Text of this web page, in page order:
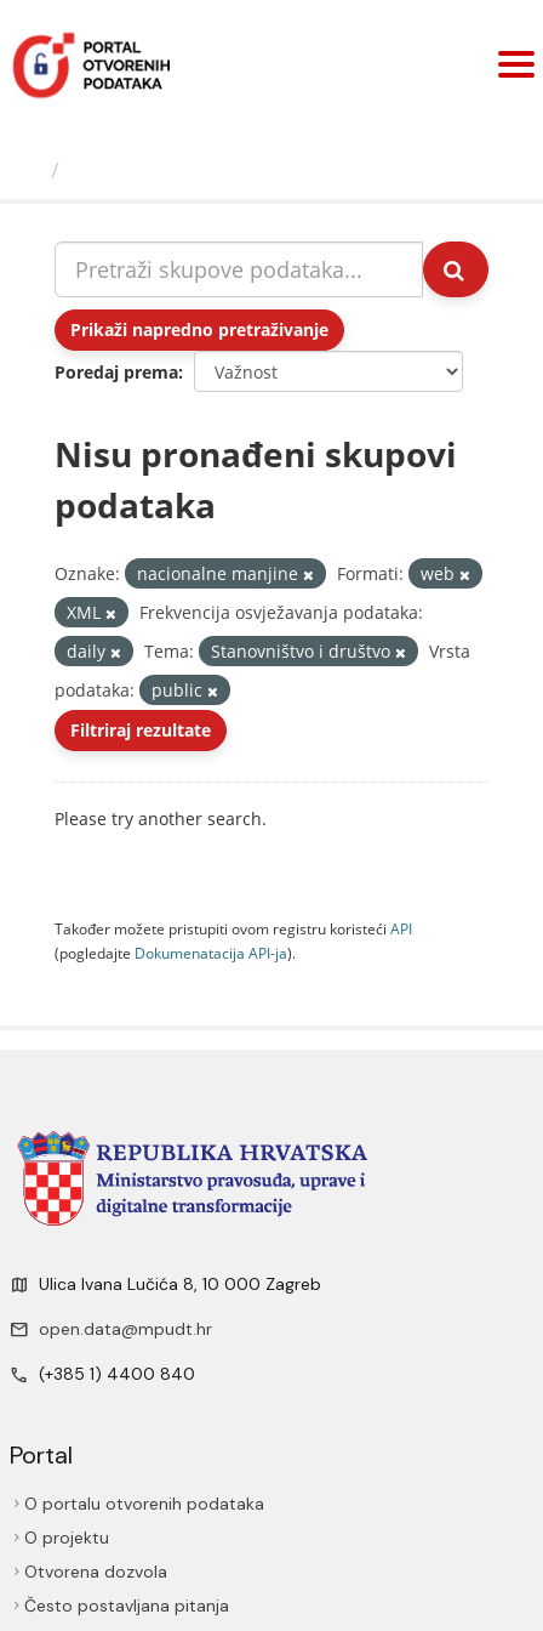
sadržaj
Prikaži napredno pretraživanje
Poredaj prema
Nisu pronađeni skupovi
podataka
Oznake: nacionalne manjine Formati:
web
XML
Frekvencija osvježavanja podataka:
daily
Tema: Stanovništvo i društvo
Vrsta
podataka:
public
Filtriraj rezultate
Please try another search.
Također možete pristupiti ovom registru koristeći API
(pogledajte Dokumenаtаcijа API-jа).